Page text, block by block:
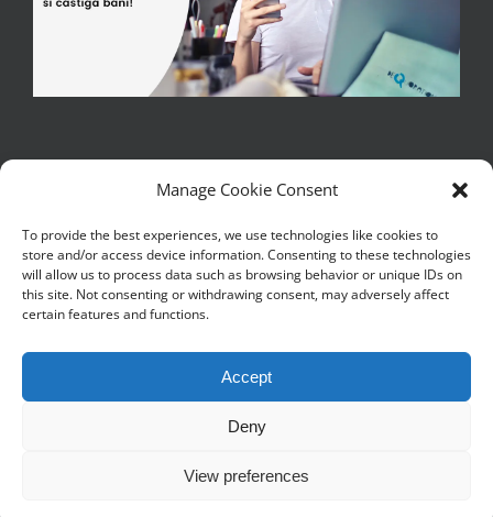
Manage Cookie Consent
To provide the best experiences, we use technologies like cookies to
store and/or access device information. Consenting to these technologies
will allow us to process data such as browsing behavior or unique IDs on
this site. Not consenting or withdrawing consent, may adversely affect
certain features and functions.
Accept
Deny
View preferences
Copywrite 2017 - 2026 | Iulian M - Toate drepturile sunt rezervate
| Copierea, reproducerea sau publicarea textelor sau a partilor de
text de pe acest blog este interzisa
atare|
Blog gazduit dechroot
FacebookLinkedInYouTubeInstagram